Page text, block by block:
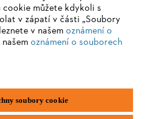
údajů
můžete kdykoli s
v zápatí v části „Soubory
v našem oznámení o
oznámení o souborech
soubory cookie